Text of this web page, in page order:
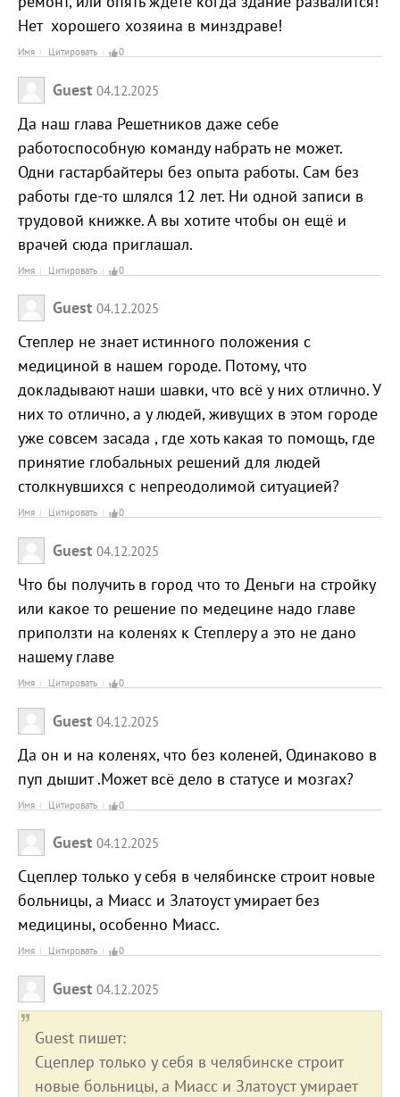
Нет хорошего хозяина в минздраве!
Имя Цитировать 0
Guest 04.12.2025
Да наш глава Решетников даже себе
работоспособную команду набрать не может.
Одни гастарбайтеры без опыта работы. Сам без
работы где-то шлялся 12 лет. Ни одной записи в
трудовой книжке. А вы хотите чтобы он ещё и
врачей сюда приглашал.
Имя Цитировать 0
Guest 04.12.2025
Степлер не знает истинного положения с
медициной в нашем городе. Потому, что
докладывают наши шавки, что всё у них отлично. У
них то отлично, а у людей, живущих в этом городе
уже совсем засада , где хоть какая то помощь, где
принятие глобальных решений для людей
столкнувшихся с непреодолимой ситуацией?
Имя Цитировать 0
Guest 04.12.2025
Что бы получить в город что то Деньги на стройку
или какое то решение по медецине надо главе
приползти на коленях к Степлеру а это не дано
нашему главе
Имя Цитировать 0
Guest 04.12.2025
Да он и на коленях, что без коленей, Одинаково в
пуп дышит .Может всё дело в статусе и мозгах?
Имя Цитировать 0
Guest 04.12.2025
Сцеплер только у себя в челябинске строит новые
больницы, а Миасс и Златоуст умирает без
медицины, особенно Миасс.
Имя Цитировать 0
Guest 04.12.2025
Guest пишет:
Сцеплер только у себя в челябинске строит
новые больницы, а Миасс и Златоуст умирает